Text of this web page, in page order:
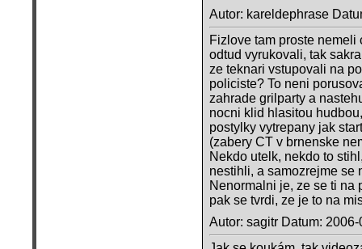
Autor: kareldephrase
Fizlove tam proste
odtud vyrukovali, tak
ze teknari vstupovali na
policiste? To neni
zahrade grilparty a
nocni klid hlasitou
postylky vytrepany jak
(zabery CT v brnenske
Nekdo utelk, nekdo to
nestihli, a samozrejme se
Nenormalni je, ze se ti na
pak se tvrdi, ze je to na
Autor: sagitr Datum: